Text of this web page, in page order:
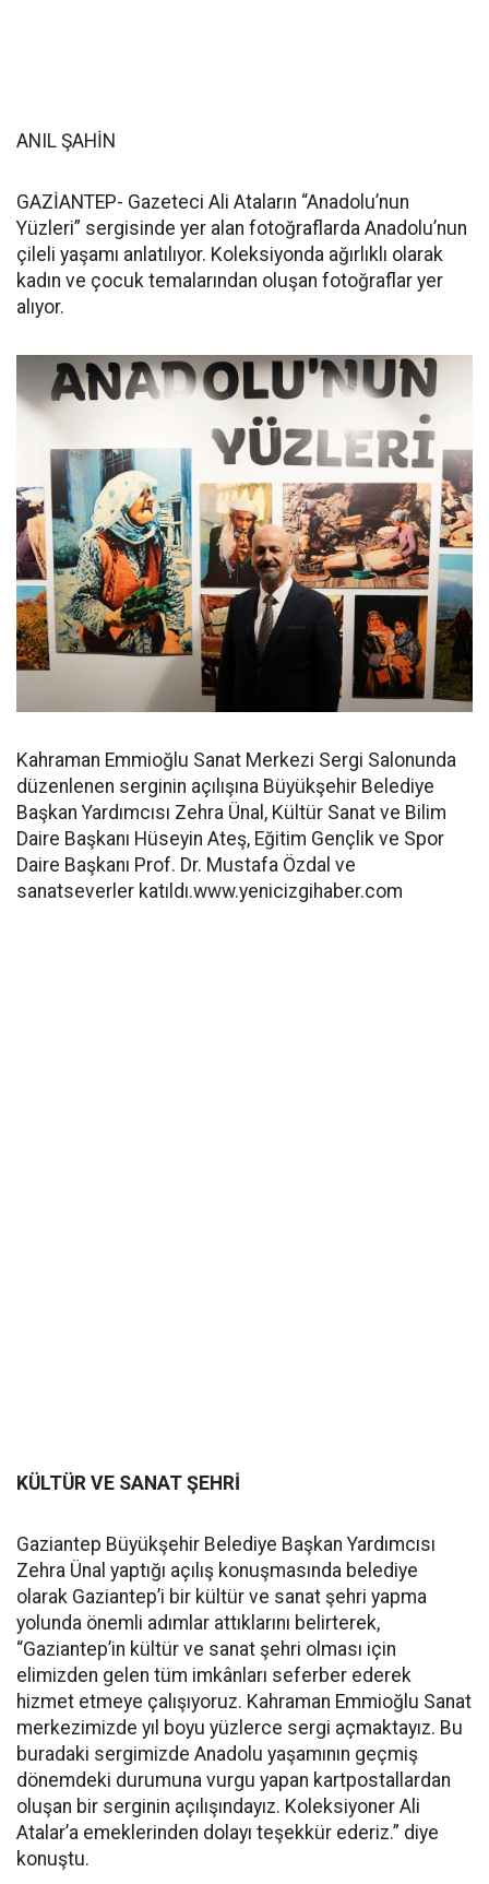
ANIL ŞAHİN
GAZİANTEP- Gazeteci Ali Ataların “Anadolu’nun
Yüzleri” sergisinde yer alan fotoğraflarda Anadolu’nun
çileli yaşamı anlatılıyor. Koleksiyonda ağırlıklı olarak
kadın ve çocuk temalarından oluşan fotoğraflar yer
alıyor.
Kahraman Emmioğlu Sanat Merkezi Sergi Salonunda
düzenlenen serginin açılışına Büyükşehir Belediye
Başkan Yardımcısı Zehra Ünal, Kültür Sanat ve Bilim
Daire Başkanı Hüseyin Ateş, Eğitim Gençlik ve Spor
Daire Başkanı Prof. Dr. Mustafa Özdal ve
sanatseverler katıldı.www.yenicizgihaber.com
KÜLTÜR VE SANAT ŞEHRİ
Gaziantep Büyükşehir Belediye Başkan Yardımcısı
Zehra Ünal yaptığı açılış konuşmasında belediye
olarak Gaziantep’i bir kültür ve sanat şehri yapma
yolunda önemli adımlar attıklarını belirterek,
“Gaziantep’in kültür ve sanat şehri olması için
elimizden gelen tüm imkânları seferber ederek
hizmet etmeye çalışıyoruz. Kahraman Emmioğlu Sanat
merkezimizde yıl boyu yüzlerce sergi açmaktayız. Bu
buradaki sergimizde Anadolu yaşamının geçmiş
dönemdeki durumuna vurgu yapan kartpostallardan
oluşan bir serginin açılışındayız. Koleksiyoner Ali
Atalar’a emeklerinden dolayı teşekkür ederiz.” diye
konuştu.